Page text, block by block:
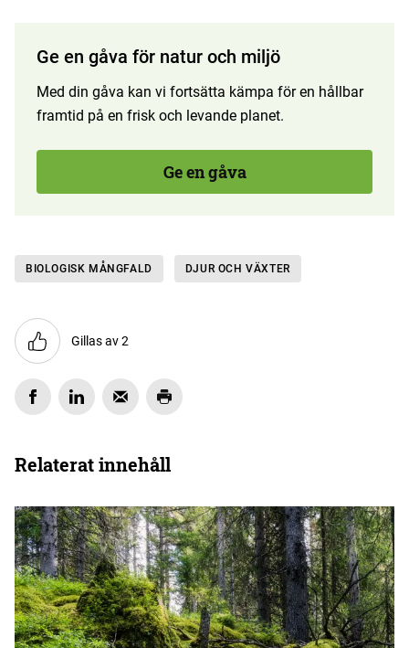
Ge en gåva för natur och miljö
Med din gåva kan vi fortsätta kämpa för en hållbar
framtid på en frisk och levande planet.
Ge en gåva
BIOLOGISK MÅNGFALD DJUR OCH VÄXTER
Gillas av 2
Relaterat innehåll